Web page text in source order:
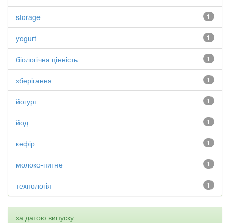
1
storage
1
yogurt
1
біологічна цінність
1
зберігання
1
йогурт
1
йод
1
кефір
1
молоко-питне
1
технологія
за датою випуску